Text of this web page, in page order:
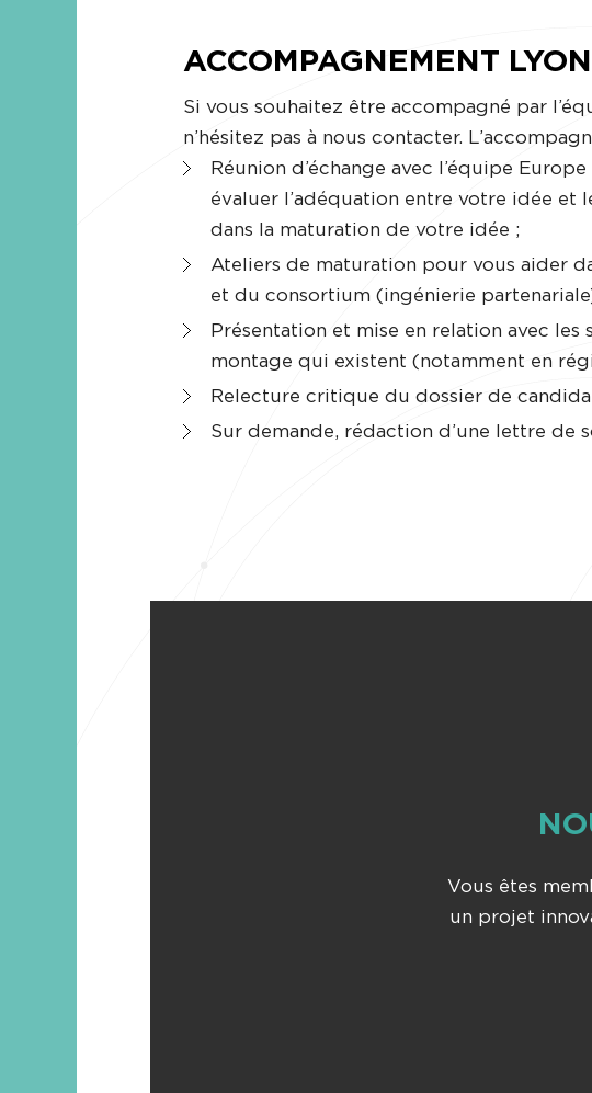
ACCOMPAGNEMENT
Si vous souhaitez être accompagné par
n’hésitez pas à nous contacter.
Réunion d’échange avec l’équipe
évaluer l’adéquation entre votre idée et
dans la maturation de votre idée ;
Ateliers de maturation pour vous aider
et du consortium (ingénierie
Présentation et mise en relation avec
montage qui existent (notamment en
Relecture critique du dossier de
Sur demande, rédaction d’une lettre de
Vous êtes
un projet